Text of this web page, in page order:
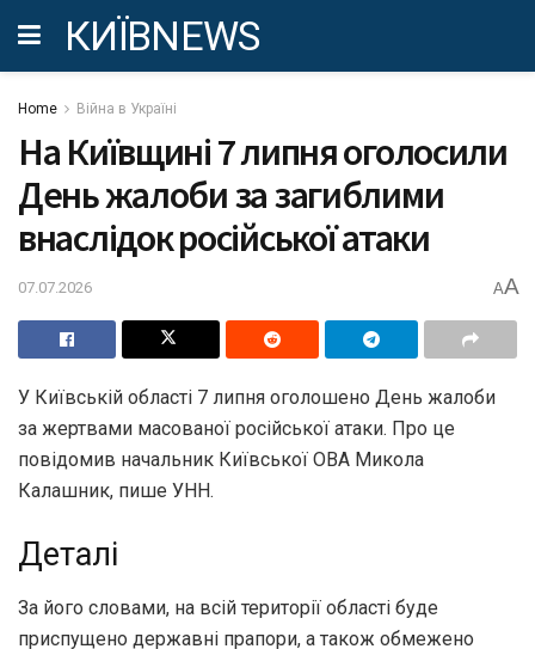
КИЇВNEWS
Home Війна в Україні
На Київщині 7 липня оголосили
День жалоби за загиблими
внаслідок російської атаки
07.07.2026 AA
У Київській області 7 липня оголошено День жалоби
за жертвами масованої російської атаки. Про це
повідомив начальник Київської ОВА Микола
Калашник, пише УНН.
Деталі
За його словами, на всій території області буде
приспущено державні прапори, а також обмежено